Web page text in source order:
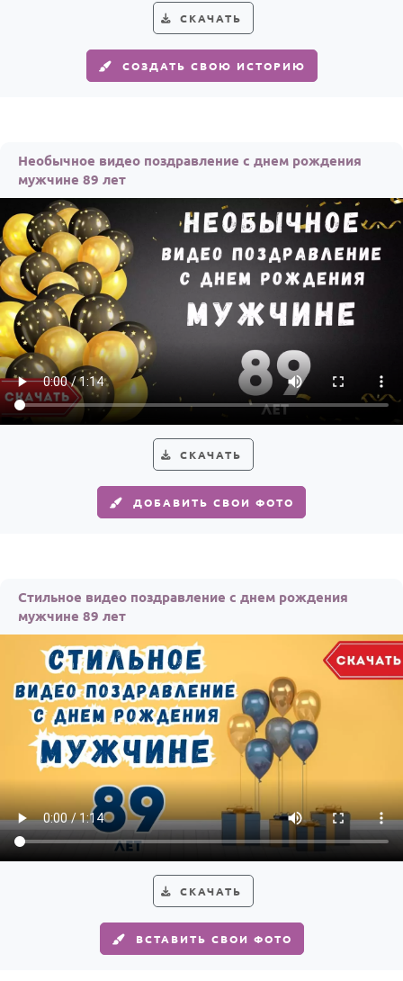
СКАЧАТЬ
СОЗДАТЬ СВОЮ ИСТОРИЮ
Необычное видео поздравление с днем рождения
мужчине 89 лет
СКАЧАТЬ
ДОБАВИТЬ СВОИ ФОТО
Стильное видео поздравление с днем рождения
мужчине 89 лет
СКАЧАТЬ
ВСТАВИТЬ СВОИ ФОТО